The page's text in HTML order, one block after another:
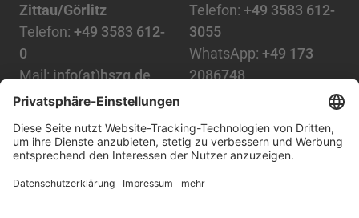
Zittau/Görlitz
Telefon: +49 3583 612-
0
Mail: info(at)hszg.de
Telefon: +49 3583 612-
3055
WhatsApp: +49 173
2086748
Alle StudiengängeDatenschutz